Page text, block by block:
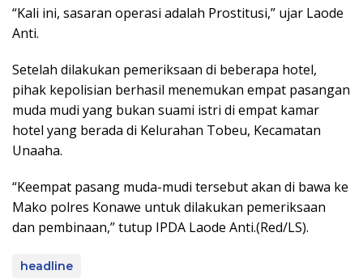
“Kali ini, sasaran operasi adalah Prostitusi,” ujar Laode
Anti.
Setelah dilakukan pemeriksaan di beberapa hotel,
pihak kepolisian berhasil menemukan empat pasangan
muda mudi yang bukan suami istri di empat kamar
hotel yang berada di Kelurahan Tobeu, Kecamatan
Unaaha.
“Keempat pasang muda-mudi tersebut akan di bawa ke
Mako polres Konawe untuk dilakukan pemeriksaan
dan pembinaan,” tutup IPDA Laode Anti.(Red/LS).
headline